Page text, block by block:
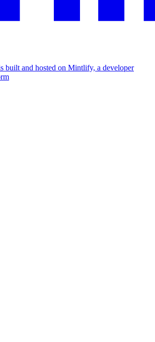
built and hosted on Mintlify, a developer